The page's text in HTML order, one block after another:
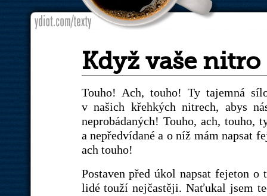
Když vaše
Touho! Ach, touho! Ty tajemná
v našich křehkých nitrech, abys
neprobádaných! Touho, ach, touho,
a nepředvídané a o níž mám napsat
ach touho!
Postaven před úkol napsat fejeton
lidé touží nejčastěji. Naťukal jsem